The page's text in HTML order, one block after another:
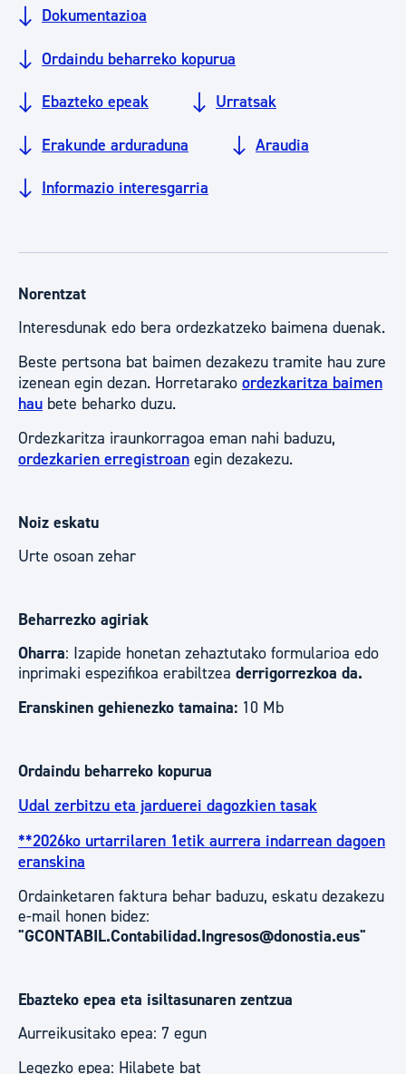
Dokumentazioa
Ordaindu beharreko kopurua
Ebazteko epeak Urratsak
Erakunde arduraduna Araudia
Informazio interesgarria
Norentzat
Interesdunak edo bera ordezkatzeko baimena duenak.
Beste pertsona bat baimen dezakezu tramite hau zure
izenean egin dezan. Horretarako ordezkaritza baimen
hau bete beharko duzu.
Ordezkaritza iraunkorragoa eman nahi baduzu,
ordezkarien erregistroan egin dezakezu.
Noiz eskatu
Urte osoan zehar
Beharrezko agiriak
Oharra: Izapide honetan zehaztutako formularioa edo
inprimaki espezifikoa erabiltzea derrigorrezkoa da.
Eranskinen gehienezko tamaina: 10 Mb
Ordaindu beharreko kopurua
Udal zerbitzu eta jarduerei dagozkien tasak
**2026ko urtarrilaren 1etik aurrera indarrean dagoen
eranskina
Ordainketaren faktura behar baduzu, eskatu dezakezu
e-mail honen bidez:
"GCONTABIL.Contabilidad.Ingresos@donostia.eus"
Ebazteko epea eta isiltasunaren zentzua
Aurreikusitako epea: 7 egun
Legezko epea: Hilabete bat